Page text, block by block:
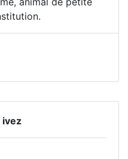
ivez